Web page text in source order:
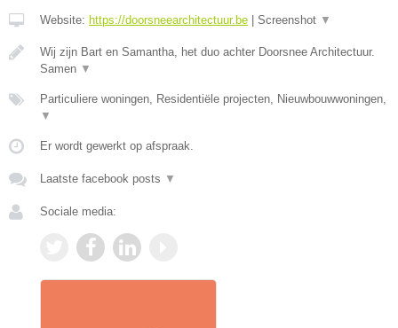
Website: https://doorsneearchitectuur.be | Screenshot ▼
Wij zijn Bart en Samantha, het duo achter Doorsnee Architectuur.
Samen ▼
Particuliere woningen, Residentiële projecten, Nieuwbouwwoningen,
▼
Er wordt gewerkt op afspraak.
Laatste facebook posts ▼
Sociale media: